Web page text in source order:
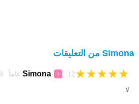
Simona من التعليقات
Simona ♀ 12 عاماً 19-10-2014 ★
★
★
★
★
لا